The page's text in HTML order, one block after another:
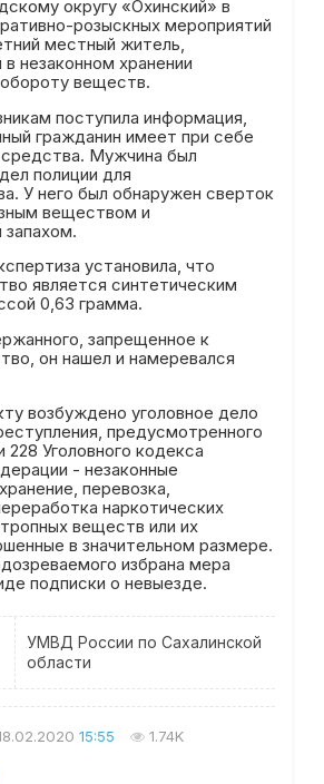
округу «Охинский» в
розыскных мероприятий
местный житель,
незаконном хранении
веществ.
поступила информация,
гражданин имеет при себе
Мужчина был
полиции для
У него был обнаружен сверток
веществом и
установила, что
является синтетическим
0,63 грамма.
запрещенное к
он нашел и намеревался
возбуждено уголовное дело
предусмотренного
228 Уголовного кодекса
- незаконные
перевозка,
наркотических
веществ или их
в значительном размере.
избрана мера
подписки о невыезде.
УМВД России по Сахалинской
области
15:55 1.74K